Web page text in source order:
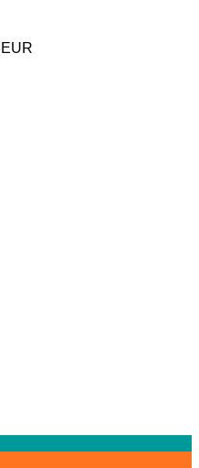
EUR